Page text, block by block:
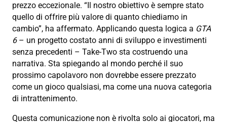
prezzo eccezionale. “Il nostro obiettivo è sempre stato
quello di offrire più valore di quanto chiediamo in
cambio”, ha affermato. Applicando questa logica a GTA
6– un progetto costato anni di sviluppo e investimenti
senza precedenti – Take-Two sta costruendo una
narrativa. Sta spiegando al mondo perché il suo
prossimo capolavoro non dovrebbe essere prezzato
come un gioco qualsiasi, ma come una nuova categoria
di intrattenimento.
Questa comunicazione non è rivolta solo ai giocatori, ma